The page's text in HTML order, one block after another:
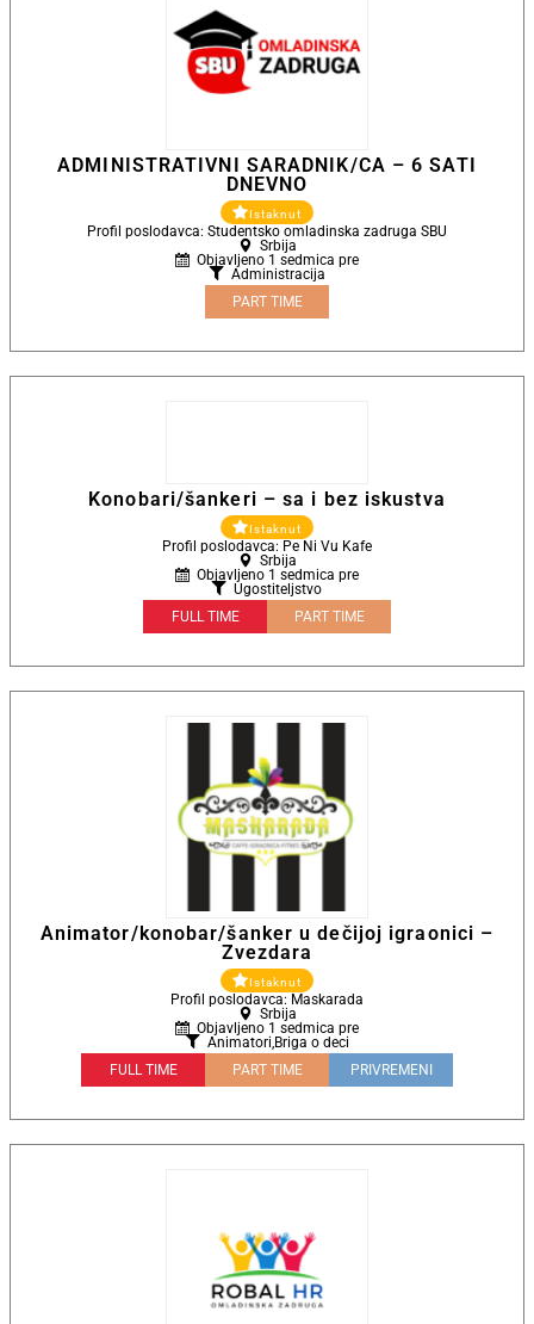
ADMINISTRATIVNI SARADNIK/CA – 6 SATI
DNEVNO
Istaknut
Profil poslodavca: Studentsko omladinska zadruga SBU
Srbija
Objavljeno 1 sedmica pre
Administracija
PART TIME
Konobari/šankeri – sa i bez iskustva
Istaknut
Profil poslodavca: Pe Ni Vu Kafe
Srbija
Objavljeno 1 sedmica pre
Ugostiteljstvo
FULL TIME
PART TIME
Animator/konobar/šanker u dečijoj igraonici –
Zvezdara
Istaknut
Profil poslodavca: Maskarada
Srbija
Objavljeno 1 sedmica pre
Animatori,Briga o deci
FULL TIME
PART TIME PRIVREMENI